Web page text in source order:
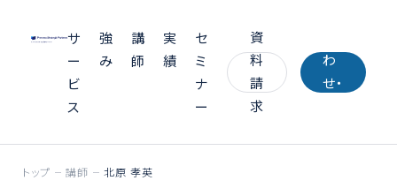
サ
ー
ビ
ス
強
み
講
師
実
績
セ
ミ
ナ
ー
資
料
請
求
わ
せ・
積
トップ 講師 北原 孝英